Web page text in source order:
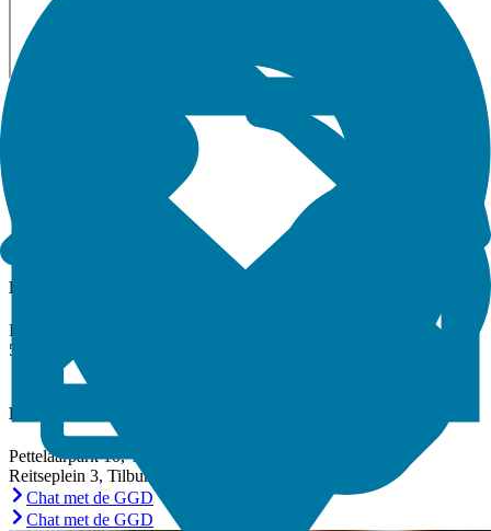
Postadres
Postbus 3024
5003 DA Tilburg
Bezoekadres
Pettelaarpark 10, 's-Hertogenbosch
Reitseplein 3, Tilburg
Chat met de GGD
Chat met de GGD